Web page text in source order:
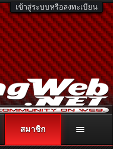
เข้าสู่ระบบหรือลงทะเบียน
หรือโทร. 081-811-1138
ดเพิ่มเติม คลิกที่นี่
สมาชิก